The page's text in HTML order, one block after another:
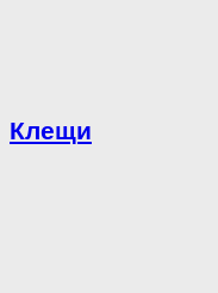
Клещи